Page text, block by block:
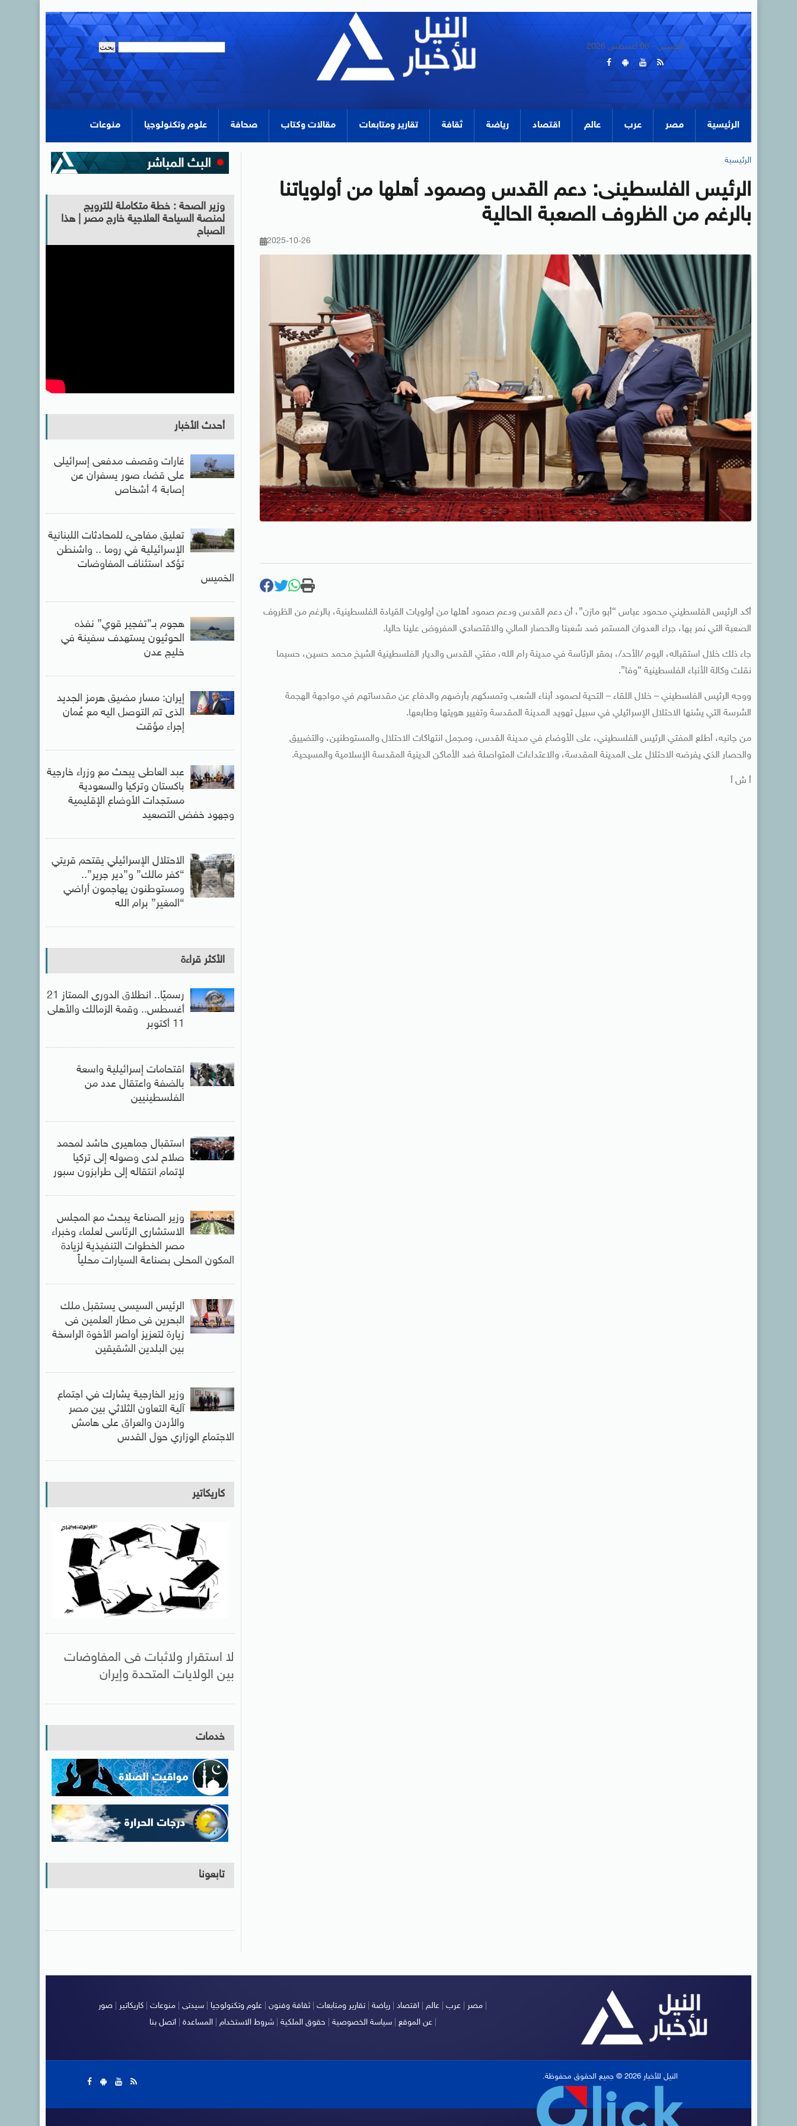
الخميس - 06 أغسطس 2026
الرئيسية مصر عرب عالم اقتصاد رياضة ثقافة تقارير ومتابعات مقالات وكتاب صحافة علوم وتكنولوجيا منوعات
الرئيسية
الرئيس الفلسطينى: دعم القدس وصمود أهلها من أولوياتنا
بالرغم من الظروف الصعبة الحالية
2025-10-26
أكد الرئيس الفلسطيني محمود عباس “أبو مازن”، أن دعم القدس ودعم صمود أهلها من أولويات القيادة الفلسطينية، بالرغم من الظروف
الصعبة التي نمر بها، جراء العدوان المستمر ضد شعبنا والحصار المالي والاقتصادي المفروض علينا حاليا.
جاء ذلك خلال استقباله، اليوم /الأحد/، بمقر الرئاسة في مدينة رام الله، مفتي القدس والديار الفلسطينية الشيخ محمد حسين، حسبما
نقلت وكالة الأنباء الفلسطينية “وفا”.
ووجه الرئيس الفلسطيني – خلال اللقاء – التحية لصمود أبناء الشعب وتمسكهم بأرضهم والدفاع عن مقدساتهم في مواجهة الهجمة
الشرسة التي يشنها الاحتلال الإسرائيلي في سبيل تهويد المدينة المقدسة وتغيير هويتها وطابعها.
من جانبه، أطلع المفتي الرئيس الفلسطيني، على الأوضاع في مدينة القدس، ومجمل انتهاكات الاحتلال والمستوطنين، والتضييق
والحصار الذي يفرضه الاحتلال على المدينة المقدسة، والاعتداءات المتواصلة ضد الأماكن الدينية المقدسة الإسلامية والمسيحية.
أ ش أ
وزير الصحة : خطة متكاملة للترويج
لمنصة السياحة العلاجية خارج مصر | هذا
الصباح
أحدث الأخبار
غارات وقصف مدفعى إسرائيلى
على قضاء صور يسفران عن
إصابة 4 أشخاص
تعليق مفاجىء للمحادثات اللبنانية
الإسرائيلية في روما .. واشنطن
تؤكد استئناف المفاوضات
الخميس
هجوم بـ”تفجير قوي” نفذه
الحوثيون يستهدف سفينة في
خليج عدن
إيران: مسار مضيق هرمز الجديد
الذى تم التوصل اليه مع عُمان
إجراء مؤقت
عبد العاطى يبحث مع وزراء خارجية
باكستان وتركيا والسعودية
مستجدات الأوضاع الإقليمية
وجهود خفض التصعيد
الاحتلال الإسرائيلي يقتحم قريتي
“كفر مالك” و”دير جرير”..
ومستوطنون يهاجمون أراضي
“المغير” برام الله
الأكثر قراءة
رسميًا.. انطلاق الدورى الممتاز 21
أغسطس.. وقمة الزمالك والأهلى
11 أكتوبر
اقتحامات إسرائيلية واسعة
بالضفة واعتقال عدد من
الفلسطينيين
استقبال جماهيرى حاشد لمحمد
صلاح لدى وصوله إلى تركيا
لإتمام انتقاله إلى طرابزون سبور
وزير الصناعة يبحث مع المجلس
الاستشارى الرئاسى لعلماء وخبراء
مصر الخطوات التنفيذية لزيادة
المكون المحلى بصناعة السيارات محلياً
الرئيس السيسى يستقبل ملك
البحرين فى مطار العلمين فى
زيارة لتعزيز أواصر الأخوة الراسخة
بين البلدين الشقيقين
وزير الخارجية يشارك في اجتماع
آلية التعاون الثلاثي بين مصر
والأردن والعراق على هامش
الاجتماع الوزاري حول القدس
كاريكاتير
لا استقرار ولاثبات فى المفاوضات
بين الولايات المتحدة وإيران
خدمات
تابعونا
مصر عرب عالم اقتصاد رياضة |تقارير ومتابعات |ثقافة وفنون علوم وتكنولوجيا سيدتى منوعات كاريكاتير صور
عن الموقع |سياسة الخصوصية حقوق الملكية |شروط الاستخدام |المساعدة |اتصل بنا |
النيل للأخبار 2026 © جميع الحقوق محفوظة.